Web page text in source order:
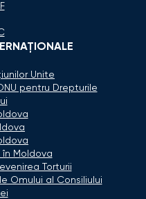
Unite
pentru Drepturile
în Moldova
Torturii
Omului al Consiliului